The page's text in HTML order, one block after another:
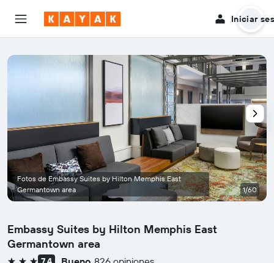
Iniciar
Embassy Suites by Hilton Memphis East
Germantown area
Fotos de Embassy Suites by Hilton Memphis East
Germantown area
1/60